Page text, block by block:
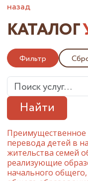
назад
КАТАЛОГ
Фильтр
Найти
Преимущественное
перевода детей в
жительства семей
реализующие
начального